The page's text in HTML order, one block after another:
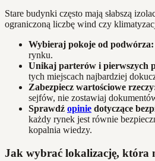
Stare budynki często mają słabszą
ograniczoną liczbę wind czy
Wybieraj pokoje od podwórza:
rynku.
Unikaj parterów i pierwszych
tych miejscach najbardziej
Zabezpiecz wartościowe
sejfów, nie zostawiaj
Sprawdź opinie dotyczące
każdy rynek jest równie
kopalnia wiedzy.
Jak wybrać lokalizację, która